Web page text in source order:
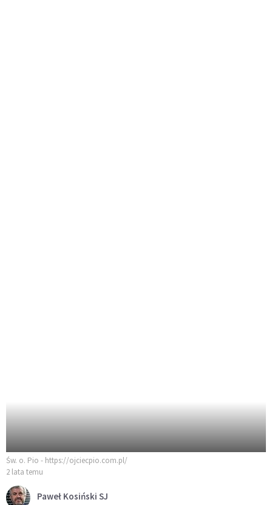
Św. o. Pio - https://ojciecpio.com.pl/
2 lata temu
Paweł Kosiński SJ